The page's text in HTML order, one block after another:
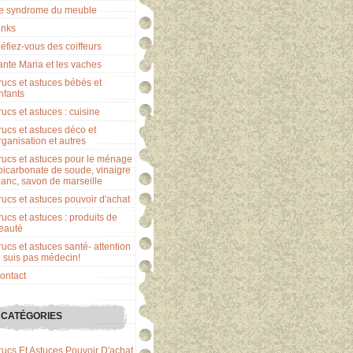
syndrome du meuble
vous des coiffeurs
Maria et les vaches
et astuces bébés et
et astuces : cuisine
et astuces déco et
et autres
et astuces pour le ménage
de soude, vinaigre
savon de marseille
et astuces pouvoir d'achat
et astuces : produits de
et astuces santé- attention
suis pas médecin!
CATÉGORIES
Et Astuces Pouvoir D'achat